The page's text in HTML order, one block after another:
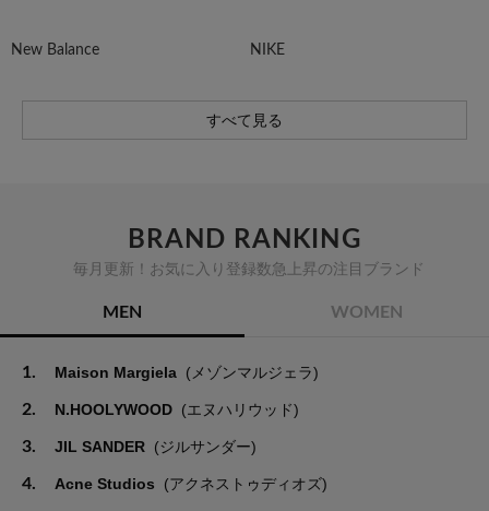
New Balance NIKE
すべて見る
BRAND RANKING
毎月更新！お気に入り登録数急上昇の注目ブランド
MEN WOMEN
1. Maison Margiela (メゾンマルジェラ)
2. N.HOOLYWOOD (エヌハリウッド)
3. JIL SANDER (ジルサンダー)
4. Acne Studios (アクネストゥディオズ)